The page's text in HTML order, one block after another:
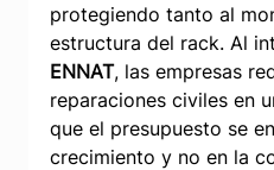
protegiendo tanto al
estructura del rack. Al
ENNAT, las empresas
reparaciones civiles en
que el presupuesto se
crecimiento y no en la